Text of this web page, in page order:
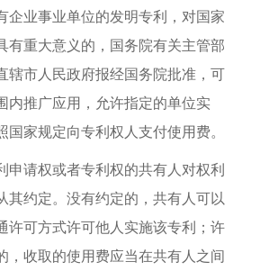
事业单位的发明专利，对国家
有重大意义的，国务院有关主管部
辖市人民政府报经国务院批准，可
内推广应用，允许指定的单位实
家规定向专利权人支付使用费。
权或者专利权的共有人对权利
其约定。没有约定的，共有人可以
许可方式许可他人实施该专利；许
，收取的使用费应当在共有人之间